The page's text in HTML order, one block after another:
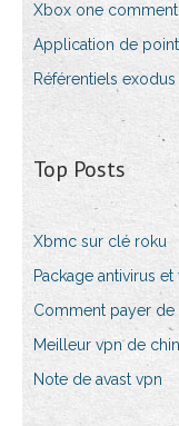
Xbox one
Application de
Référentiels exodus
Top Posts
Xbmc sur clé roku
Package antivirus et
Comment payer
Meilleur vpn de
Note de avast vpn